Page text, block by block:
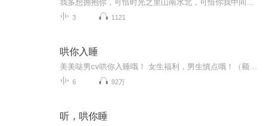
3 1121
哄你入睡
6 92万
听，哄你睡